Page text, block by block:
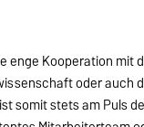
enge Kooperation
oder auch
somit stets am Puls